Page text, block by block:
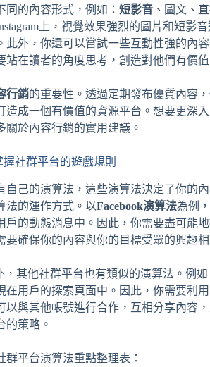
同的內容形式，例如： 短影音 、圖文、
上，視覺效果強烈的圖片和短影
此外，你還可以嘗試一些互動性強的內
站在讀者的角度思考，創造對他們有價
行銷的重要性。透過定期發布優質內容
造成一個有價值的資源平台。想要更深
關於內容行銷的實用建議。
社群平台的遊戲規則
自己的演算法，這些演算法決定了你的
法的運作方式。以Facebook演算法為例
戶的動態消息中。因此，你需要盡可能
要確保你的內容與你的目標受眾的興趣相
，其他社群平台也有類似的演算法。例
在用戶的探索頁面中。因此，你需要利用
以與其他帳號進行合作，互相分享內容
的策略。
群平台演算法重點整理表：